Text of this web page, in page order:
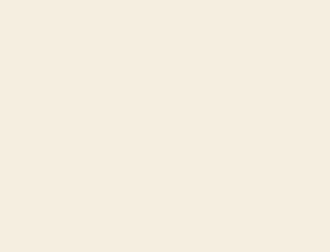
et industriels. La...
perturbent la production, les